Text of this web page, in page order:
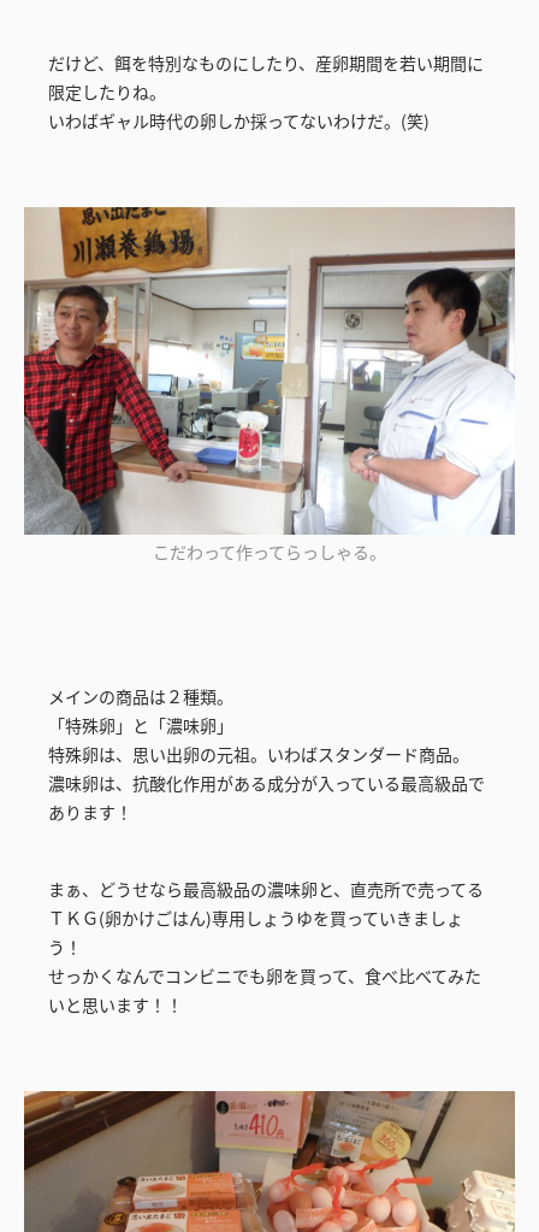
だけど、餌を特別なものにしたり、産卵期間を若い期間に
限定したりね。
いわばギャル時代の卵しか採ってないわけだ。(笑)
こだわって作ってらっしゃる。
メインの商品は２種類。
「特殊卵」と「濃味卵」
特殊卵は、思い出卵の元祖。いわばスタンダード商品。
濃味卵は、抗酸化作用がある成分が入っている最高級品で
あります！
まぁ、どうせなら最高級品の濃味卵と、直売所で売ってる
ＴＫＧ(卵かけごはん)専用しょうゆを買っていきましょ
う！
せっかくなんでコンビニでも卵を買って、食べ比べてみた
いと思います！！